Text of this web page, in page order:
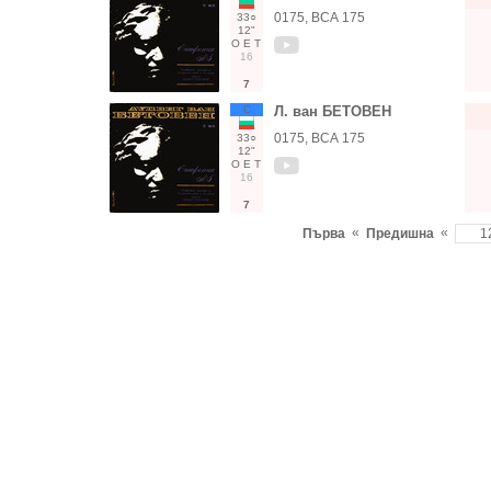
33○
12"
О Е Т
16
7
0175, ВСА 175
С
33○
12"
О Е Т
16
7
Л. ван БЕТОВЕН
0175, ВСА 175
Първа « Предишна «